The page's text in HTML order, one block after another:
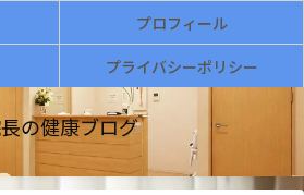
の健康ブログ
プロフィール
プライバシーポリシー